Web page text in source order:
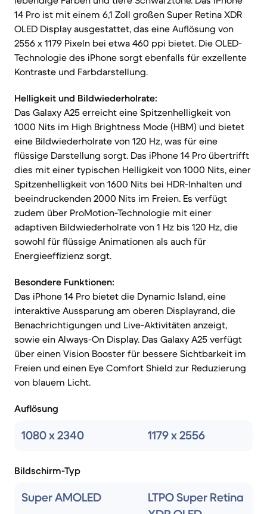
14 Pro ist mit einem 6,1 Zoll großen Super Retina XDR
OLED Display ausgestattet, das eine Auflösung von
2556 x 1179 Pixeln bei etwa 460 ppi bietet. Die OLED-
Technologie des iPhone sorgt ebenfalls für exzellente
Kontraste und Farbdarstellung.
Helligkeit und Bildwiederholrate:
Das Galaxy A25 erreicht eine Spitzenhelligkeit von
1000 Nits im High Brightness Mode (HBM) und bietet
eine Bildwiederholrate von 120 Hz, was für eine
flüssige Darstellung sorgt. Das iPhone 14 Pro übertrifft
dies mit einer typischen Helligkeit von 1000 Nits, einer
Spitzenhelligkeit von 1600 Nits bei HDR-Inhalten und
beeindruckenden 2000 Nits im Freien. Es verfügt
zudem über ProMotion-Technologie mit einer
adaptiven Bildwiederholrate von 1 Hz bis 120 Hz, die
sowohl für flüssige Animationen als auch für
Energieeffizienz sorgt.
Besondere Funktionen:
Das iPhone 14 Pro bietet die Dynamic Island, eine
interaktive Aussparung am oberen Displayrand, die
Benachrichtigungen und Live-Aktivitäten anzeigt,
sowie ein Always-On Display. Das Galaxy A25 verfügt
über einen Vision Booster für bessere Sichtbarkeit im
Freien und einen Eye Comfort Shield zur Reduzierung
von blauem Licht.
Auflösung
1080 x 2340 1179 x 2556
Bildschirm-Typ
Super AMOLED
LTPO Super Retina